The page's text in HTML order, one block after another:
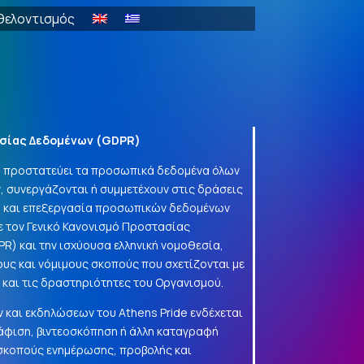
Δεδομένων (GDPR)
τα προσωπικά δεδομένα όλων
ή συμμετέχουν στις δράσεις
και επεξεργασία προσωπικών δεδομένων
Γενικό Κανονισμό Προστασίας
) και την ισχύουσα ελληνική νομοθεσία,
και νόμιμους σκοπούς που σχετίζονται με
και τις δραστηριότητες του Οργανισμού.
εκδηλώσεων του Athens Pride ενδέχεται
βιντεοσκόπηση ή άλλη καταγραφή
ενημέρωσης, προβολής και